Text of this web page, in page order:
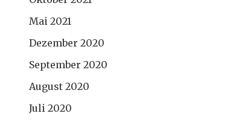
Mai 2021
Dezember 2020
September 2020
August 2020
Juli 2020